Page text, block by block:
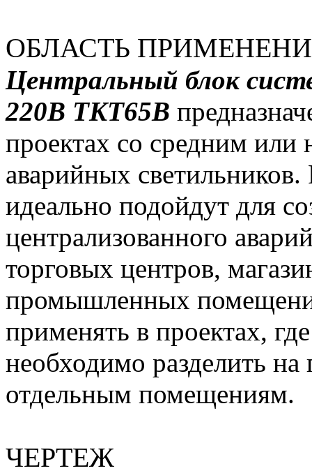
ОБЛАСТЬ
Центральный блок
220В TKT65B
проектах со средним
аварийных
идеально подойдут для
централизованного
торговых центров,
промышленных
применять в проектах,
необходимо разделить
отдельным помещениям.
ЧЕРТЕЖ